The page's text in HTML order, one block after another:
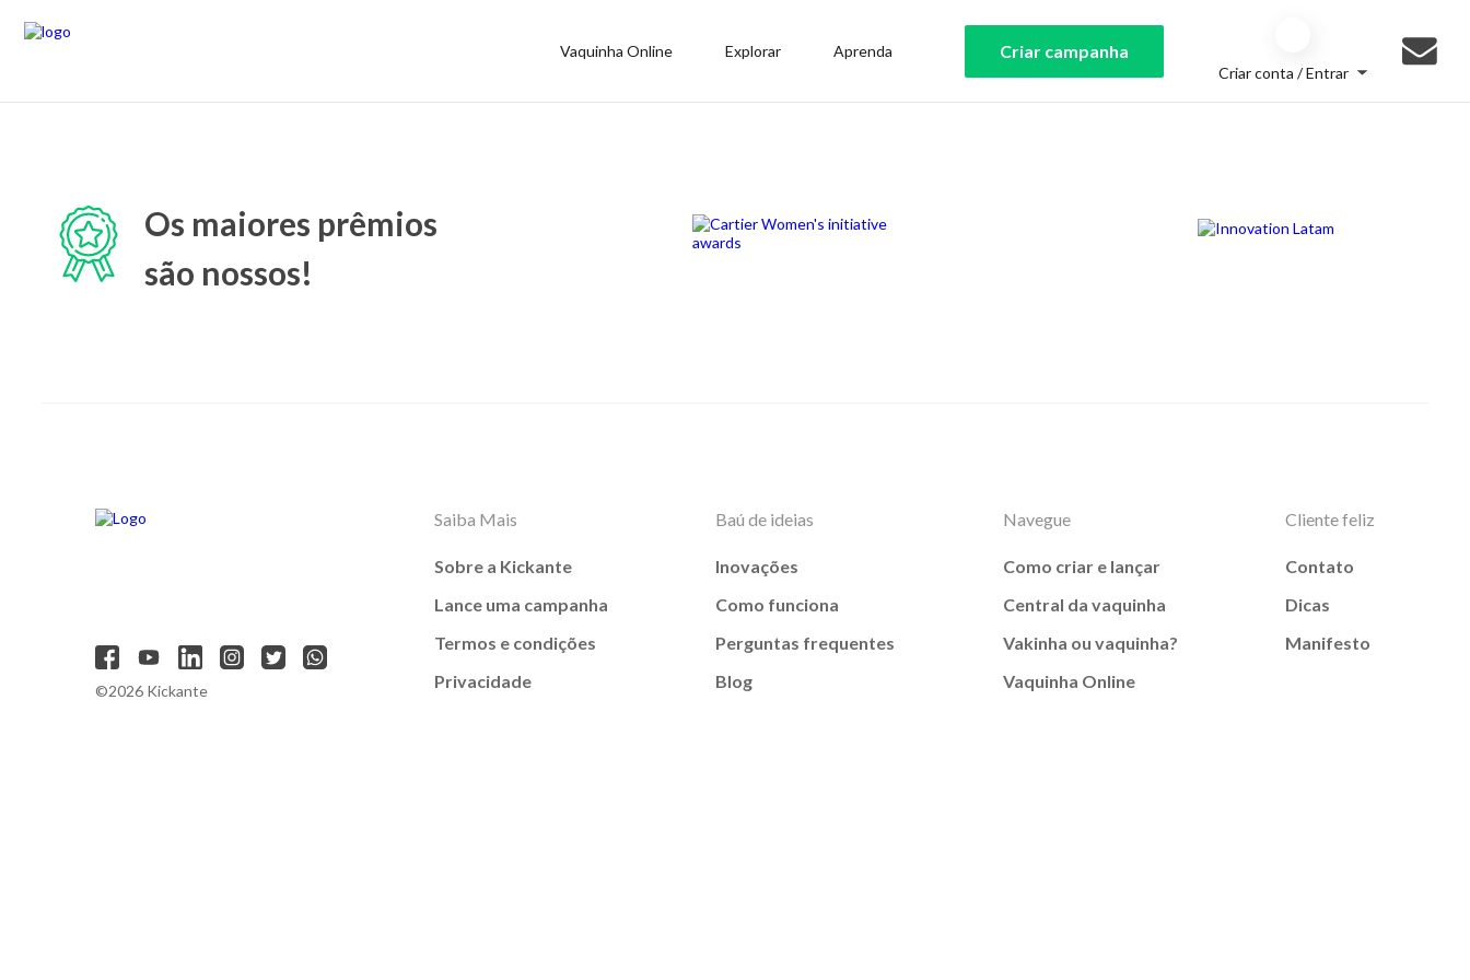
Vaquinha Online Explorar Aprenda Criar campanha
Criar conta / Entrar
Os maiores prêmios
são nossos!
©2026 Kickante
Saiba Mais
Sobre a Kickante
Lance uma campanha
Termos e condições
Privacidade
Baú de ideias
Inovações
Como funciona
Perguntas frequentes
Blog
Navegue
Como criar e lançar
Central da vaquinha
Vakinha ou vaquinha?
Vaquinha Online
Cliente feliz
Contato
Dicas
Manifesto